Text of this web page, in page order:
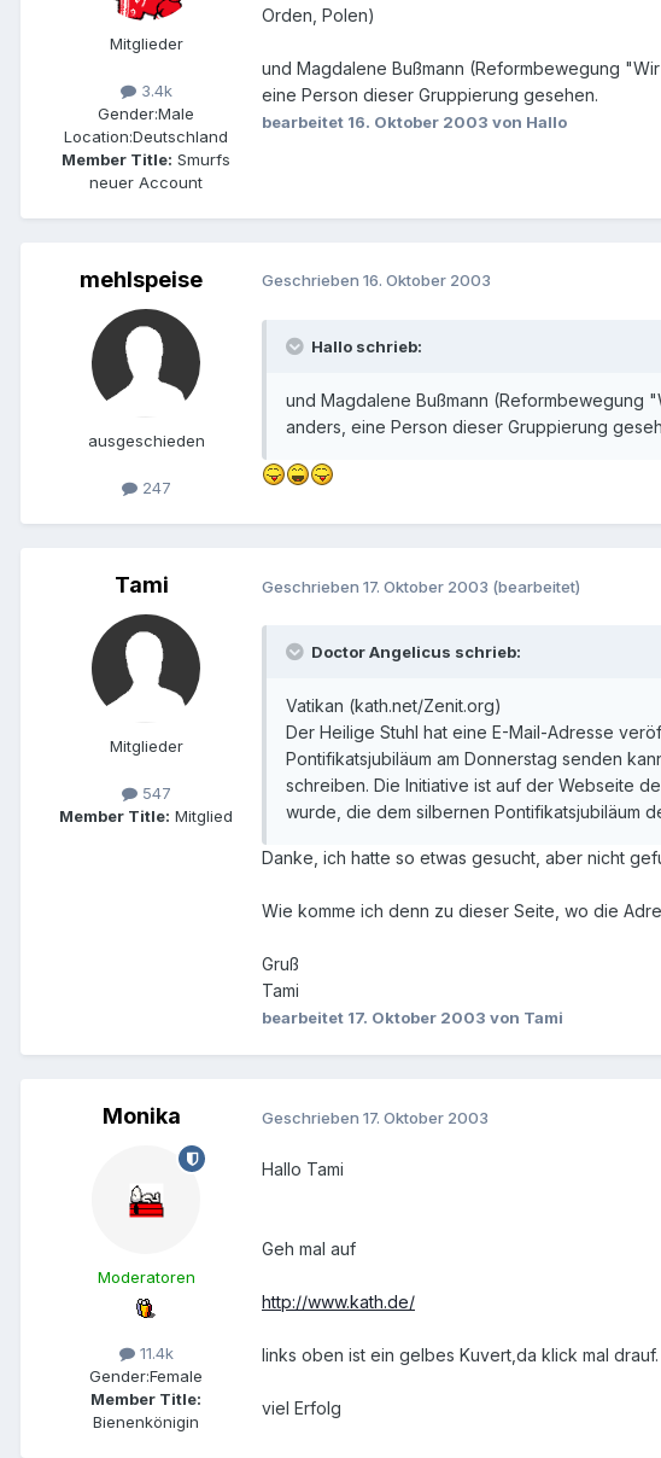
Mitglieder
3.4k
Gender:Male
Location:Deutschland
Member Title: Smurfs
neuer Account
Orden, Polen)
und Magdalene Bußmann (Reformbewegung
eine Person dieser Gruppierung gesehen.
bearbeitet 16. Oktober 2003 von Hallo
mehlspeise
ausgeschieden
247
Geschrieben 16. Oktober 2003
Hallo schrieb:
und Magdalene Bußmann (Reformbewegung
anders, eine Person dieser Gruppierung
Tami
Mitglieder
547
Member Title: Mitglied
Geschrieben 17. Oktober 2003 (bearbeitet)
Doctor Angelicus schrieb:
Vatikan (kath.net/Zenit.org)
Der Heilige Stuhl hat eine E-Mail-Adresse
Pontifikatsjubiläum am Donnerstag senden
schreiben. Die Initiative ist auf der Webseite
wurde, die dem silbernen Pontifikatsjubiläum
Danke, ich hatte so etwas gesucht, aber nicht
Wie komme ich denn zu dieser Seite, wo die
Gruß
Tami
bearbeitet 17. Oktober 2003 von Tami
Monika
Moderatoren
11.4k
Gender:Female
Member Title:
Bienenkönigin
Geschrieben 17. Oktober 2003
Hallo Tami
Geh mal auf
http://www.kath.de/
links oben ist ein gelbes Kuvert,da klick mal drauf.
viel Erfolg